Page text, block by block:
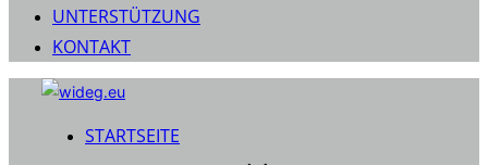
UNTERSTÜTZUNG
KONTAKT
springen
STARTSEITE